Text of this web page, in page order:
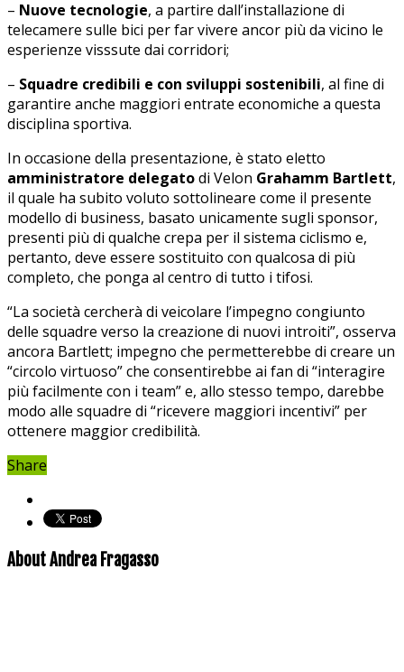
– Nuove tecnologie, a partire dall’installazione di
telecamere sulle bici per far vivere ancor più da vicino le
esperienze visssute dai corridori;
– Squadre credibili e con sviluppi sostenibili, al fine di
garantire anche maggiori entrate economiche a questa
disciplina sportiva.
In occasione della presentazione, è stato eletto
amministratore delegatodi Velon Grahamm Bartlett,
il quale ha subito voluto sottolineare come il presente
modello di business, basato unicamente sugli sponsor,
presenti più di qualche crepa per il sistema ciclismo e,
pertanto, deve essere sostituito con qualcosa di più
completo, che ponga al centro di tutto i tifosi.
“La società cercherà di veicolare l’impegno congiunto
delle squadre verso la creazione di nuovi introiti”, osserva
ancora Bartlett; impegno che permetterebbe di creare un
“circolo virtuoso” che consentirebbe ai fan di “interagire
più facilmente con i team” e, allo stesso tempo, darebbe
modo alle squadre di “ricevere maggiori incentivi” per
ottenere maggior credibilità.
Share
About Andrea Fragasso